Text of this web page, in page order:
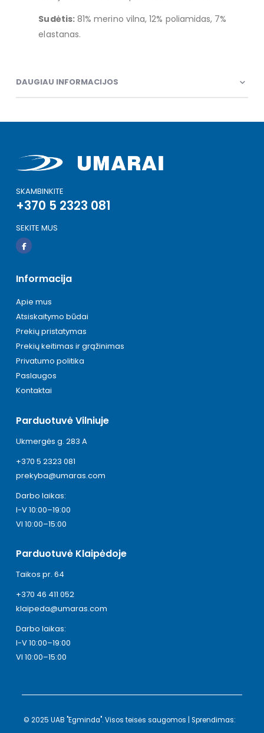
Sudėtis:81% merino vilna, 12% poliamidas, 7%
elastanas.
DAUGIAU INFORMACIJOS
SKAMBINKITE
+370 5 2323 081
SEKITE MUS
Informacija
Apie mus
Atsiskaitymo būdai
Prekių pristatymas
Prekių keitimas ir grąžinimas
Privatumo politika
Paslaugos
Kontaktai
Parduotuvė Vilniuje
Ukmergės g. 283 A
+370 5 2323 081
prekyba@umaras.com
Darbo laikas:
I-V 10:00–19:00
VI 10:00–15:00
Parduotuvė Klaipėdoje
Taikos pr. 64
+370 46 411 052
klaipeda@umaras.com
Darbo laikas:
I-V 10:00–19:00
VI 10:00–15:00
© 2025 UAB "Egminda". Visos teisės saugomos | Sprendimas: